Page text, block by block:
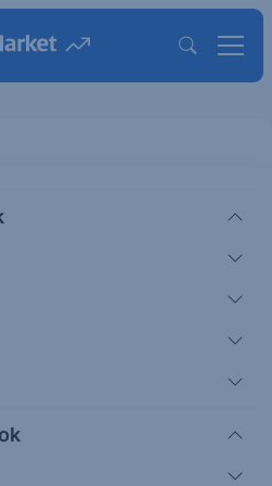
negyedévben látott
után negyedéves alapon